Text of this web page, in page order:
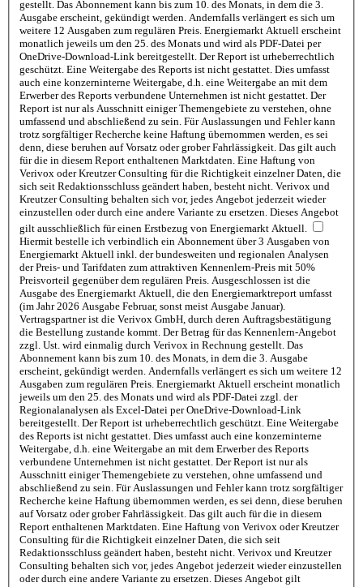
gestellt. Das Abonnement kann bis zum 10. des Monats, in dem die 3.
Ausgabe erscheint, gekündigt werden. Andernfalls verlängert es sich um
weitere 12 Ausgaben zum regulären Preis. Energiemarkt Aktuell erscheint
monatlich jeweils um den 25. des Monats und wird als PDF-Datei per
OneDrive-Download-Link bereitgestellt. Der Report ist urheberrechtlich
geschützt. Eine Weitergabe des Reports ist nicht gestattet. Dies umfasst
auch eine konzerninterne Weitergabe, d.h. eine Weitergabe an mit dem
Erwerber des Reports verbundene Unternehmen ist nicht gestattet. Der
Report ist nur als Ausschnitt einiger Themengebiete zu verstehen, ohne
umfassend und abschließend zu sein. Für Auslassungen und Fehler kann
trotz sorgfältiger Recherche keine Haftung übernommen werden, es sei
denn, diese beruhen auf Vorsatz oder grober Fahrlässigkeit. Das gilt auch
für die in diesem Report enthaltenen Marktdaten. Eine Haftung von
Verivox oder Kreutzer Consulting für die Richtigkeit einzelner Daten, die
sich seit Redaktionsschluss geändert haben, besteht nicht. Verivox und
Kreutzer Consulting behalten sich vor, jedes Angebot jederzeit wieder
einzustellen oder durch eine andere Variante zu ersetzen. Dieses Angebot
gilt ausschließlich für einen Erstbezug von Energiemarkt Aktuell.
Hiermit bestelle ich verbindlich ein Abonnement über 3 Ausgaben von
Energiemarkt Aktuell inkl. der bundesweiten und regionalen Analysen
der Preis- und Tarifdaten zum attraktiven Kennenlern-Preis mit 50%
Preisvorteil gegenüber dem regulären Preis. Ausgeschlossen ist die
Ausgabe des Energiemarkt Aktuell, die den Energiemarktreport umfasst
(im Jahr 2026 Ausgabe Februar, sonst meist Ausgabe Januar).
Vertragspartner ist die Verivox GmbH, durch deren Auftragsbestätigung
die Bestellung zustande kommt. Der Betrag für das Kennenlern-Angebot
zzgl. Ust. wird einmalig durch Verivox in Rechnung gestellt. Das
Abonnement kann bis zum 10. des Monats, in dem die 3. Ausgabe
erscheint, gekündigt werden. Andernfalls verlängert es sich um weitere 12
Ausgaben zum regulären Preis. Energiemarkt Aktuell erscheint monatlich
jeweils um den 25. des Monats und wird als PDF-Datei zzgl. der
Regionalanalysen als Excel-Datei per OneDrive-Download-Link
bereitgestellt. Der Report ist urheberrechtlich geschützt. Eine Weitergabe
des Reports ist nicht gestattet. Dies umfasst auch eine konzerninterne
Weitergabe, d.h. eine Weitergabe an mit dem Erwerber des Reports
verbundene Unternehmen ist nicht gestattet. Der Report ist nur als
Ausschnitt einiger Themengebiete zu verstehen, ohne umfassend und
abschließend zu sein. Für Auslassungen und Fehler kann trotz sorgfältiger
Recherche keine Haftung übernommen werden, es sei denn, diese beruhen
auf Vorsatz oder grober Fahrlässigkeit. Das gilt auch für die in diesem
Report enthaltenen Marktdaten. Eine Haftung von Verivox oder Kreutzer
Consulting für die Richtigkeit einzelner Daten, die sich seit
Redaktionsschluss geändert haben, besteht nicht. Verivox und Kreutzer
Consulting behalten sich vor, jedes Angebot jederzeit wieder einzustellen
oder durch eine andere Variante zu ersetzen. Dieses Angebot gilt